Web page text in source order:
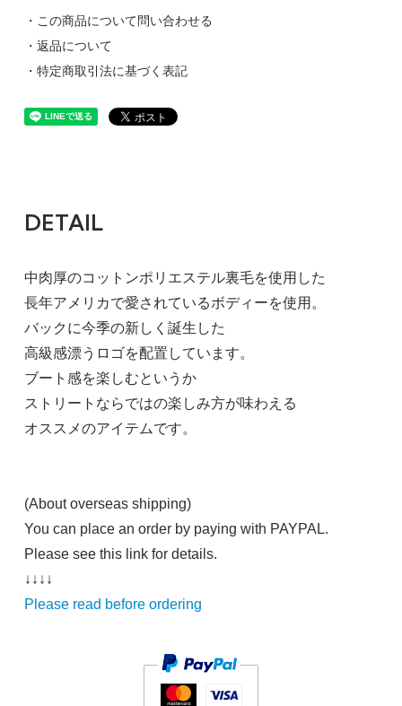
・この商品について問い合わせる
・返品について
・特定商取引法に基づく表記
DETAIL
中肉厚のコットンポリエステル裏毛を使用した
長年アメリカで愛されているボディーを使用。
バックに今季の新しく誕生した
高級感漂うロゴを配置しています。
ブート感を楽しむというか
ストリートならではの楽しみ方が味わえる
オススメのアイテムです。
(About overseas shipping)
You can place an order by paying with PAYPAL.
Please see this link for details.
↓↓↓↓
Please read before ordering
SOLD OUT
BLUE / 4
8,250円(税750円)
SOLD OUT
BLUE / 5
8,250円(税750円)
SOLD OUT
8,250円(税750円)
在庫：1